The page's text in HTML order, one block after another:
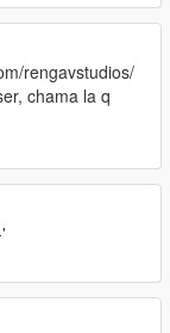
rengavstudios/
chama la q